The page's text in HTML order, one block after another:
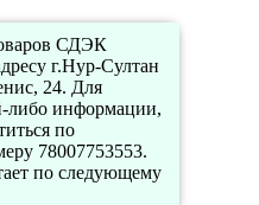
СДЭК
г.Нур-Султан
24. Для
либо информации,
по
78007753553.
по следующему